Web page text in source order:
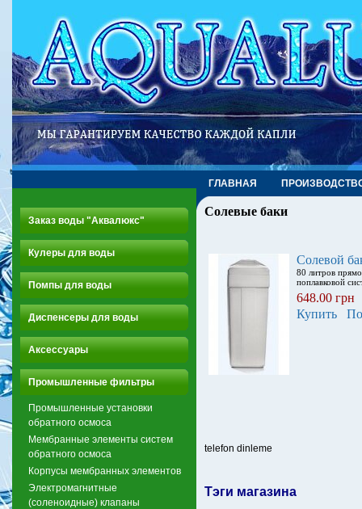
ГЛАВНАЯ
Заказ воды "Аквалюкс"
Кулеры для воды
Помпы для воды
Диспенсеры для воды
Аксессуары
Промышленные фильтры
Промышленные установки
обратного осмоса
Мембранные элементы систем
обратного осмоса
Корпусы мембранных элементов
Электромагнитные
(соленоидные) клапаны
Солевые баки
Солевой
80 литров
поплавковой
648.00 грн
Купить
telefon dinleme
Тэги магазина